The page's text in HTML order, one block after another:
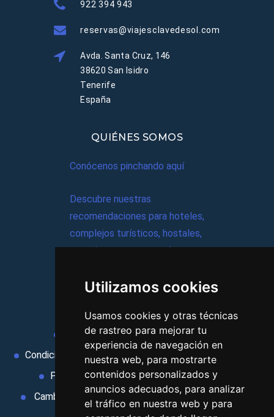
Utilizamos cookies
Usamos cookies y otras técnicas
de rastreo para mejorar tu
experiencia de navegación en
nuestra web, para mostrarte
contenidos personalizados y
anuncios adecuados, para analizar
el tráfico en nuestra web y para
922 394 943
reservas@viajesclavedesol.com
Avda. Santa Cruz, 146
38620 San Isidro
Tenerife
España
QUIÉNES SOMOS
Conócenos pinchando aquí
Descubre nuestras
recomendaciones para hoteles,
complejos turísticos, hostales,
vacaciones, paquetes de
Aviso legal
Condiciones de uso
Condiciones Generales
Ley de Viajes Combinados
Política de privacidad
Uso de cookies
Cambiar preferencias de cookies
Area privada